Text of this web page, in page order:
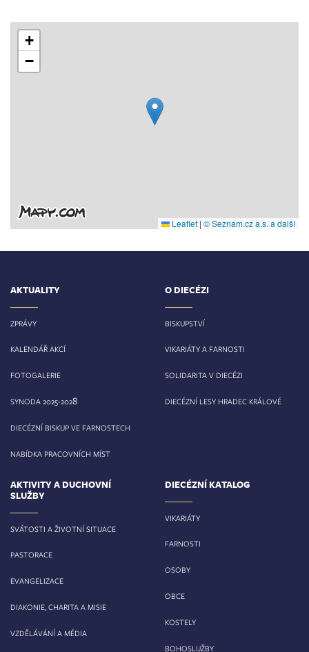
+
−
Leaflet | © Seznam.cz a.s. a další
AKTUALITY
ZPRÁVY
KALENDÁŘ AKCÍ
FOTOGALERIE
SYNODA 2025-2028
DIECÉZNÍ BISKUP VE FARNOSTECH
NABÍDKA PRACOVNÍCH MÍST
O DIECÉZI
BISKUPSTVÍ
VIKARIÁTY A FARNOSTI
SOLIDARITA V DIECÉZI
DIECÉZNÍ LESY HRADEC KRÁLOVÉ
AKTIVITY A DUCHOVNÍ
SLUŽBY
SVÁTOSTI A ŽIVOTNÍ SITUACE
PASTORACE
EVANGELIZACE
DIAKONIE, CHARITA A MISIE
VZDĚLÁVÁNÍ A MÉDIA
DIECÉZNÍ KATALOG
VIKARIÁTY
FARNOSTI
OSOBY
OBCE
KOSTELY
BOHOSLUŽBY